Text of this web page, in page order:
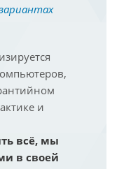
и
всё, мы
в своей